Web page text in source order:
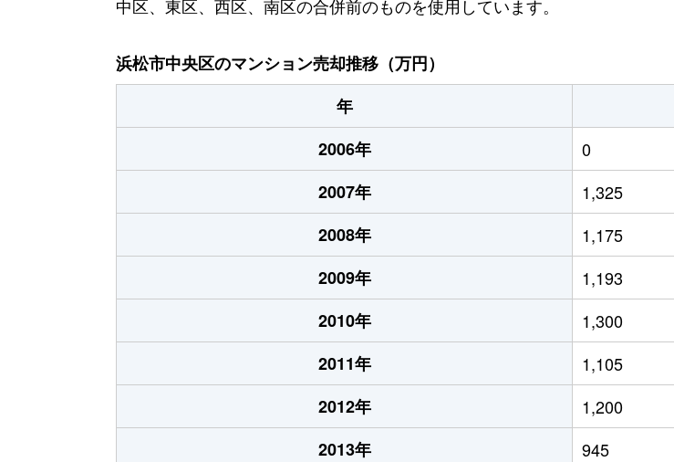
中区、東区、西区、南区の合併前のものを使用しています。
浜松市中央区のマンション売却推移（万円）
年
2006年
0
2007年
1,325
2008年
1,175
2009年
1,193
2010年
1,300
2011年
1,105
2012年
1,200
2013年
945